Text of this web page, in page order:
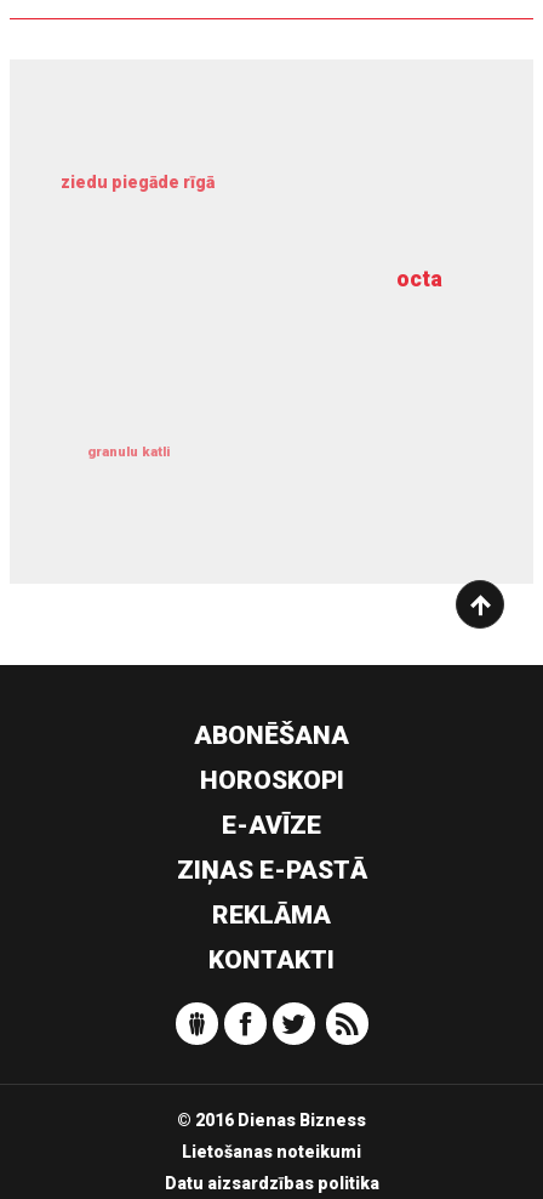
octa
ziedu piegāde rīgā
granulu katli
dziļurbums
ABONĒŠANA
HOROSKOPI
E-AVĪZE
ZIŅAS E-PASTĀ
REKLĀMA
KONTAKTI
© 2016 Dienas Bizness
Lietošanas noteikumi
Datu aizsardzības politika